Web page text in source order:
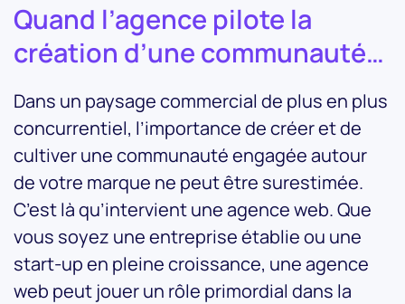
Quand l’agence pilote la
création d’une communauté…
Dans un paysage commercial de plus en plus
concurrentiel, l’importance de créer et de
cultiver une communauté engagée autour
de votre marque ne peut être surestimée.
C’est là qu’intervient une agence web. Que
vous soyez une entreprise établie ou une
start-up en pleine croissance, une agence
web peut jouer un rôle primordial dans la